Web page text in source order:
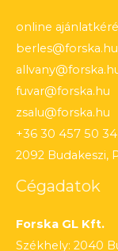
online
berles@forska.hu
fuvar@forska.hu
zsalu@forska.hu
+36 30 457 50 34
2092 Budakeszi,
Cégadatok
Forska GL Kft.
Székhely: 2040